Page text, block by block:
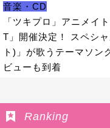
音楽・CD
「ツキプロ」アニメイ
T」開催決定！ スペシ
ト)」が歌うテーマソ
ビューも到着
Ranking